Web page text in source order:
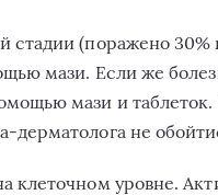
(поражено 30%
мази. Если же
мази и
дерматолога не
клеточном уровне.